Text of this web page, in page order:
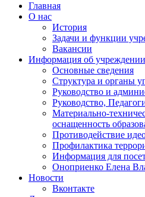
Главная
О нас
История
Задачи и функции
Вакансии
Информация об учреждении
Основные сведения
Структура и органы
Руководство и
Руководство,
Материально-
оснащенность
Противодействие
Профилактика
Информация для
Оноприенко Елена
Новости
Вконтакте